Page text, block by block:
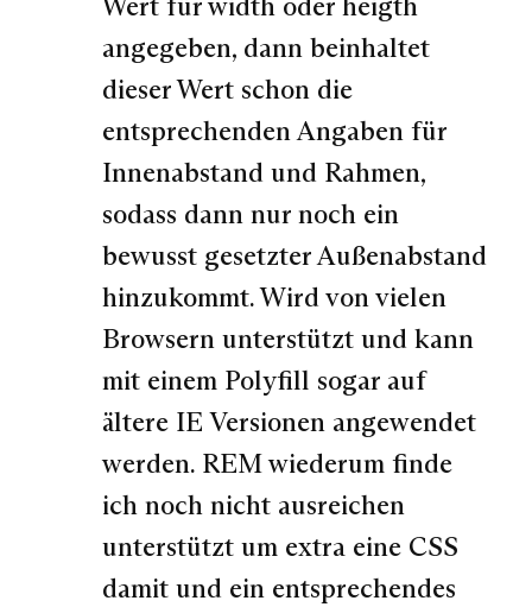
angegeben, dann beinhaltet
dieser Wert schon die
entsprechenden Angaben für
Innenabstand und Rahmen,
sodass dann nur noch ein
bewusst gesetzter Außenabstand
hinzukommt. Wird von vielen
Browsern unterstützt und kann
mit einem Polyfill sogar auf
ältere IE Versionen angewendet
werden. REM wiederum finde
ich noch nicht ausreichen
unterstützt um extra eine CSS
damit und ein entsprechendes